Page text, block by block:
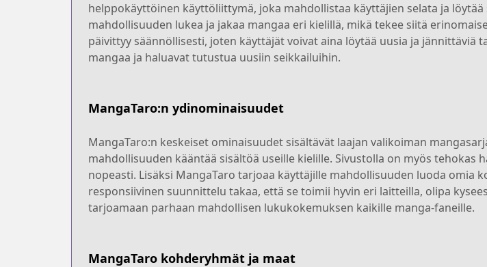
helppokäyttöinen käyttöliittymä, joka mahdollistaa käyttäjien selata ja
mahdollisuuden lukea ja jakaa mangaa eri kielillä, mikä tekee siitä
päivittyy säännöllisesti, joten käyttäjät voivat aina löytää uusia ja
mangaa ja haluavat tutustua uusiin seikkailuihin.
MangaTaro:n ydinominaisuudet
MangaTaro:n keskeiset ominaisuudet sisältävät laajan valikoiman
mahdollisuuden kääntää sisältöä useille kielille. Sivustolla on myös
nopeasti. Lisäksi MangaTaro tarjoaa käyttäjille mahdollisuuden luoda omia
responsiivinen suunnittelu takaa, että se toimii hyvin eri laitteilla, olipa
tarjoamaan parhaan mahdollisen lukukokemuksen kaikille manga-faneille.
MangaTaro kohderyhmät ja maat